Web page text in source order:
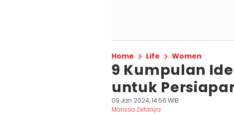
Home Life Women
9 Kumpulan
untuk
09 Jan 2024, 14:56 WIB
Marissa Zefanya